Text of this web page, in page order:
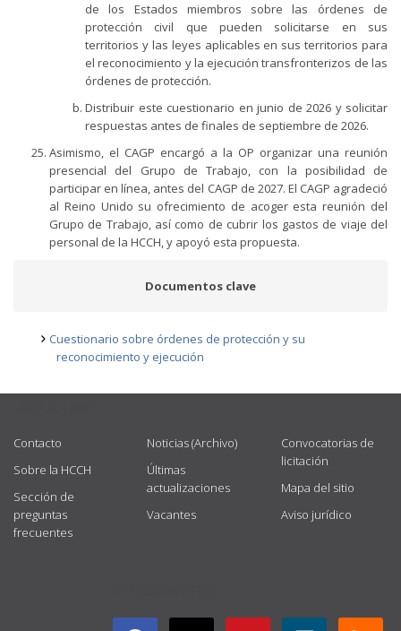
de los Estados miembros sobre las órdenes de
protección civil que pueden solicitarse en sus
territorios y las leyes aplicables en sus territorios para
el reconocimiento y la ejecución transfronterizos de las
órdenes de protección.
Distribuir este cuestionario en junio de 2026 y solicitar
respuestas antes de finales de septiembre de 2026.
Asimismo, el CAGP encargó a la OP organizar una reunión
presencial del Grupo de Trabajo, con la posibilidad de
participar en línea, antes del CAGP de 2027. El CAGP agradeció
al Reino Unido su ofrecimiento de acoger esta reunión del
Grupo de Trabajo, así como de cubrir los gastos de viaje del
personal de la HCCH, y apoyó esta propuesta.
Documentos clave
Cuestionario sobre órdenes de protección y su
reconocimiento y ejecución
Contacto
Sobre la HCCH
Sección de
preguntas
frecuentes
Noticias (Archivo)
Últimas
actualizaciones
Vacantes
Convocatorias de
licitación
Mapa del sitio
Aviso jurídico